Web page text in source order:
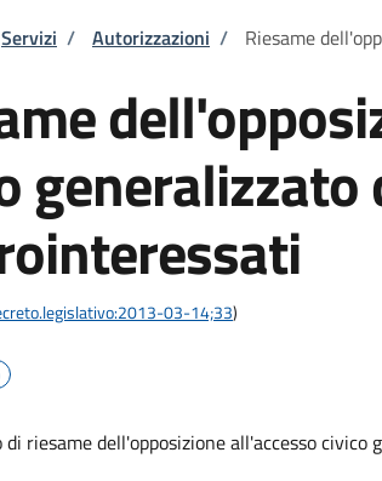
di pane
Servizi / Autorizzazioni / Riesame
generalizzato
03-14;33)
di riesame dell'opposizione all'accesso